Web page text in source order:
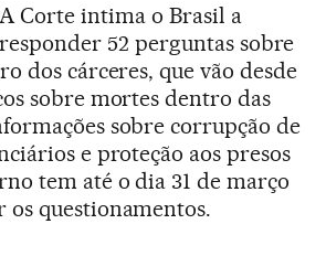
A Corte intima o Brasil a
responder 52 perguntas sobre
dos cárceres, que vão desde
sobre mortes dentro das
sobre corrupção de
e proteção aos presos
tem até o dia 31 de março
questionamentos.